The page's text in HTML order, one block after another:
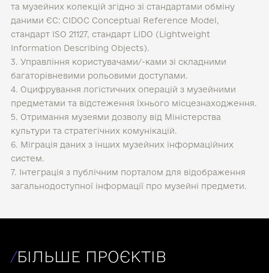
та музейних колекцій згідно зі стандартами обміну
даними ЄС: CIDOC Conceptual Reference Model,
стандарт ISO 21127, стандарт LIDO (Lightweight
Information Describing Objects).
3. Управління користувачами/-ками зі складними
багаторівневими рольовими доступами.
4. Оцифрування логістичних операцій з музейними
предметами та відстеження їхнього місцезнаходження.
5. Отримання музеями дозволу від Міністерства
культури та стратегічних комунікацій.
6. Міграція даних з інших музейних інформаційних
систем.
7. Інтеграція з публічним порталом для відображення
загальнодоступної інформації про музейні предмети.
/БІЛЬШЕ ПРОЄКТІВ